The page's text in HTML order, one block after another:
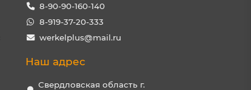
8-90-90-160-140
8-919-37-20-333
werkelplus@mail.ru
Наш адрес
Свердловская область г.